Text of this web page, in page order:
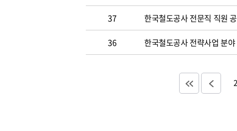
37 한국철도공사 전문직 직원
36 한국철도공사 전략사업 분